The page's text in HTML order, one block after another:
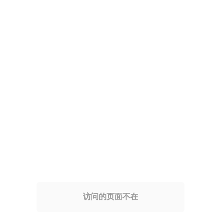
访问的页面不在